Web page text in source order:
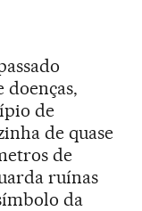
doenças,
de
de quase
de
ruínas
da